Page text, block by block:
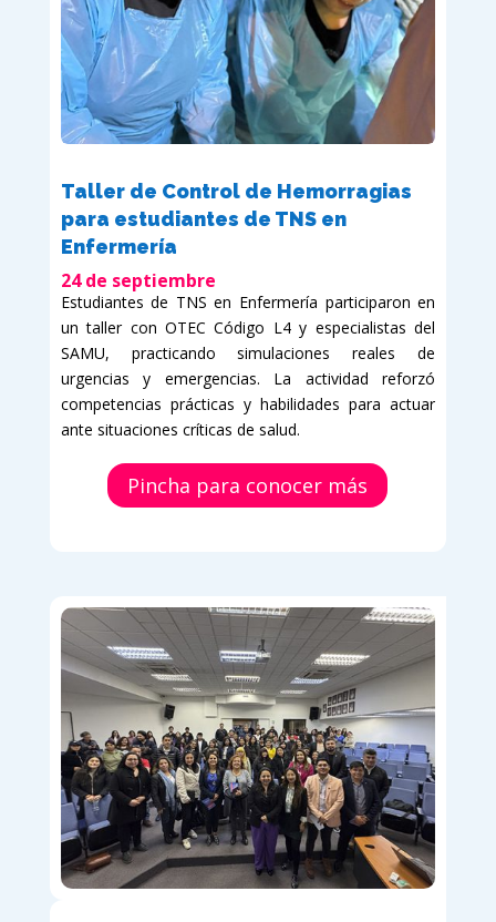
Taller de Control de Hemorragias
para estudiantes de TNS en
Enfermería
24 de septiembre
Estudiantes de TNS en Enfermería participaron en
un taller con OTEC Código L4 y especialistas del
SAMU, practicando simulaciones reales de
urgencias y emergencias. La actividad reforzó
competencias prácticas y habilidades para actuar
ante situaciones críticas de salud.
Pincha para conocer más